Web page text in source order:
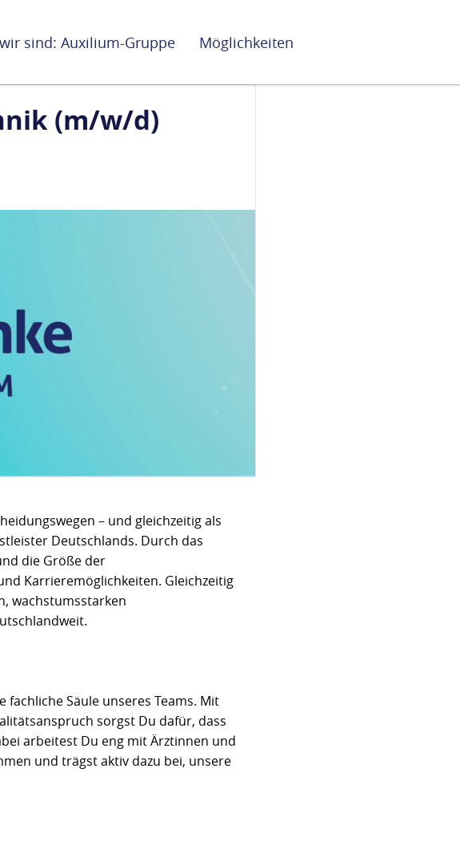
sind: Auxilium-Gruppe Möglichkeiten
(m/w/d)
– und gleichzeitig als
Deutschlands. Durch das
die Größe der
Karrieremöglichkeiten. Gleichzeitig
wachstumsstarken
fachliche Säule unseres Teams. Mit
sorgst Du dafür, dass
arbeitest Du eng mit Ärztinnen und
und trägst aktiv dazu bei, unsere